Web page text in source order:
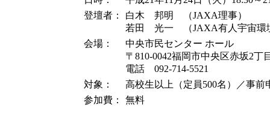
登壇者：
白木 邦明 （JAXA理事）
若田 光一 （JAXA有人宇宙環
会場：
中央市民センター ホール
〒810-0042福岡市中央区赤坂2丁
電話 092-714-5521
対象：
高校生以上（定員500名）／事前
参加費：
無料